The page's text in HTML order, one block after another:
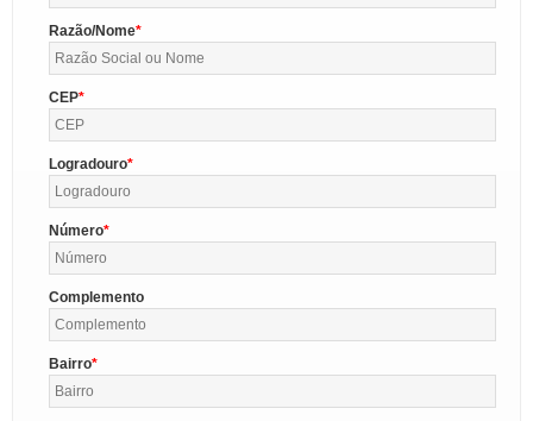
Razão/Nome
CEP
Logradouro
Número
Complemento
Bairro